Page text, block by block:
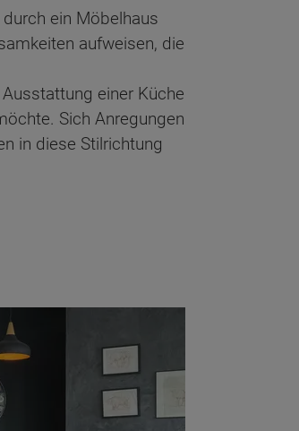
ein Möbelhaus
aufweisen, die
einer Küche
Sich Anregungen
in diese Stilrichtung